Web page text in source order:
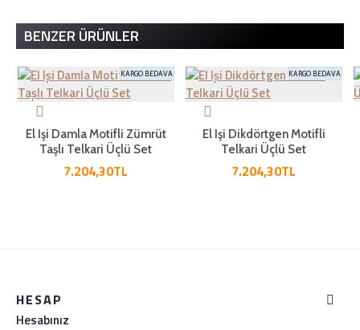
BENZER ÜRÜNLER
KARGO BEDAVA
El Işi Damla Motifli Zümrüt
Taşlı Telkari Üçlü Set
7.204,30TL
KARGO BEDAVA
El Işi Dikdörtgen Motifli
Telkari Üçlü Set
7.204,30TL
HESAP
Hesabınız